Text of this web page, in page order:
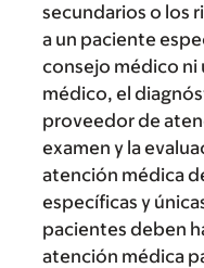
secundarios o los
a un paciente
consejo médico
médico, el
proveedor de
examen y la
atención médica
específicas y
pacientes deben
atención médica